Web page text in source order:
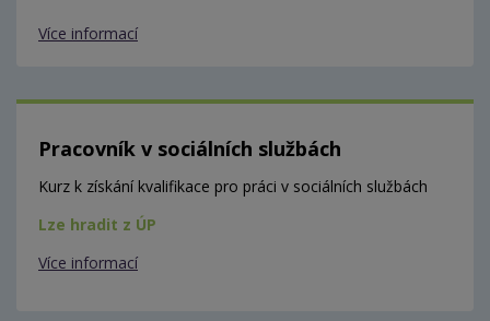
Více informací
Pracovník v sociálních službách
Kurz k získání kvalifikace pro práci v sociálních službách
Lze hradit z ÚP
Více informací